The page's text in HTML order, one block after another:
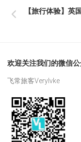
【旅行体验】
欢迎关注我们的微信
飞常旅客Verylvke